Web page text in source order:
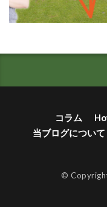
コラム
当ブログについて
©